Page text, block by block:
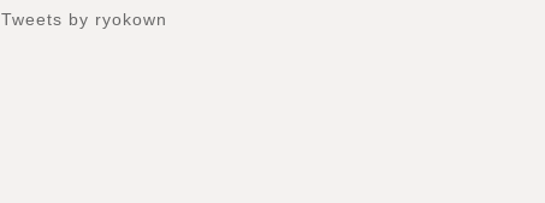
Tweets by ryokown